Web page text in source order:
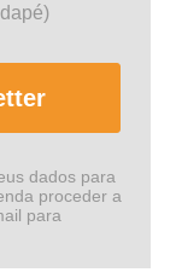
dados para
proceder a
para